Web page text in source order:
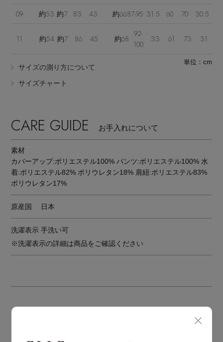
09 約53 約7 83 43 約6687-95 31.5 60 70 30.5
11 約54 約7 86 45 約68
92-
100
33 61 73 31
サイズの測り方について
サイズチャート
単位：cm
CARE GUIDE お手入れについて
素材
カバーアップ:ポリエステル100% パンツ:ポリエステル100% 水
着:ポリエステル82% ポリウレタン18% 肩紐:ポリエステル83%
ポリウレタン17%
原産国 日本
洗濯表示 手洗い可
※洗濯表示の詳細は商品をご確認ください